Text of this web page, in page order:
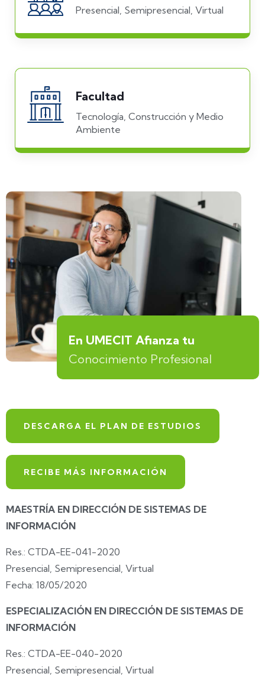
Presencial, Semipresencial, Virtual
Facultad
Tecnología, Construcción y Medio
Ambiente
En UMECIT Afianza tu
Conocimiento Profesional
DESCARGA EL PLAN DE ESTUDIOS
RECIBE MÁS INFORMACIÓN
MAESTRÍA EN DIRECCIÓN DE SISTEMAS DE
INFORMACIÓN
Res.: CTDA-EE-041-2020
Presencial, Semipresencial, Virtual
Fecha: 18/05/2020
ESPECIALIZACIÓN EN DIRECCIÓN DE SISTEMAS DE
INFORMACIÓN
Res.: CTDA-EE-040-2020
Presencial, Semipresencial, Virtual